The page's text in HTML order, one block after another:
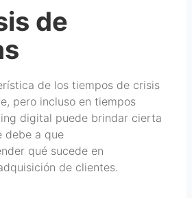
de
de los tiempos de crisis
pero incluso en tiempos
digital puede brindar cierta
debe a que
qué sucede en
de clientes.